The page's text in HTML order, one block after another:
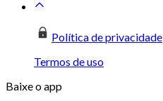
Política de privacidade
Termos de uso
Baixe o app